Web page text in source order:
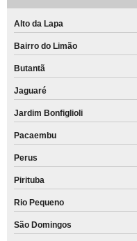
Alto da Lapa
Bairro do Limão
Butantã
Jaguaré
Jardim Bonfiglioli
Pacaembu
Perus
Pirituba
Rio Pequeno
São Domingos